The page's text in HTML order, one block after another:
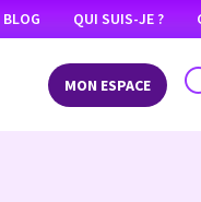
BLOG QUI SUIS-JE ?
MON ESPACE